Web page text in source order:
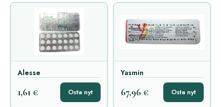
Alesse
1,61 € Osta nyt
Yasmin
67,96 € Osta nyt